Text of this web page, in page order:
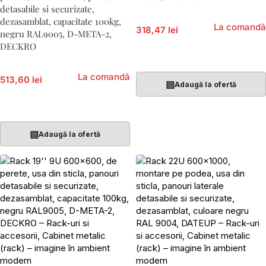
detasabile si securizate,
dezasamblat, capacitate 100kg,
negru RAL9005, D-META-2,
DECKRO
513,60 lei La comandă
▤Adaugă la ofertă
318,47 lei La comandă
▤Adaugă la ofertă